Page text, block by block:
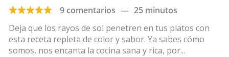
9 comentarios — 25 minutos
Deja que los rayos de sol penetren en tus platos con
esta receta repleta de color y sabor. Ya sabes cómo
somos, nos encanta la cocina sana y rica, por...